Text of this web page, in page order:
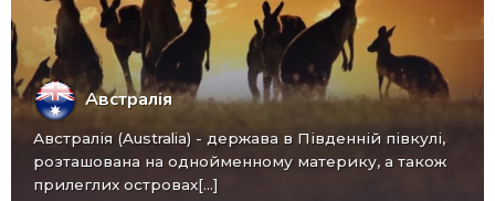
Австралія
Австралія (Australia) - ​​держава в Південній півкулі,
розташована на однойменному материку, а також
прилеглих островах[...]